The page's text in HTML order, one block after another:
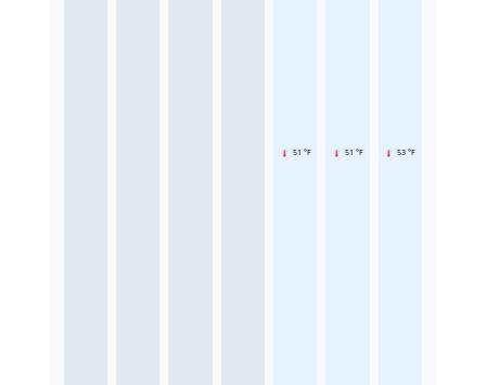
51 °F 51 °F 53 °F